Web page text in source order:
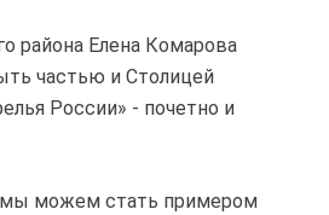
района Елена Комарова
частью и Столицей
России» - почетно и
мы можем стать примером